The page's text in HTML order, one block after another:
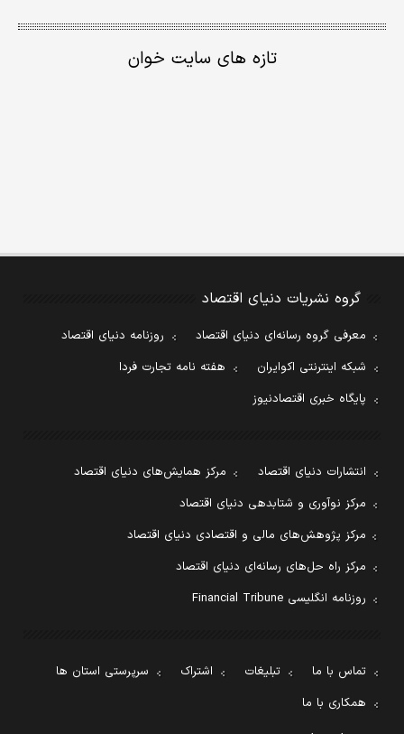
تازه های سایت خوان
گروه نشریات دنیای اقتصاد
معرفی گروه رسانه‌ای دنیای اقتصاد
روزنامه دنیای اقتصاد
شبکه اینترنتی اکوایران
هفته نامه تجارت فردا
پایگاه خبری اقتصادنیوز
انتشارات دنیای اقتصاد
مرکز همایش‌های دنیای اقتصاد
مرکز نوآوری و شتابدهی دنیای اقتصاد
مرکز پژوهش‌های مالی و اقتصادی دنیای اقتصاد
مرکز راه حل‌های رسانه‌ای دنیای اقتصاد
روزنامه انگلیسی Financial Tribune
تماس با ما تبلیغات اشتراک
سرپرستی استان ها
همکاری با ما